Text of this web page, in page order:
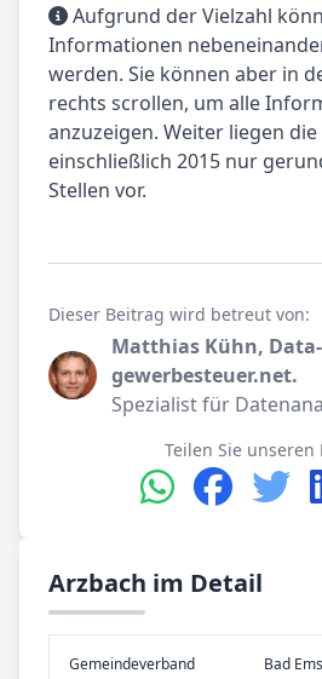
Aufgrund der Vielzahl
Informationen
werden. Sie können aber in
rechts scrollen, um alle
anzuzeigen. Weiter liegen
einschließlich 2015 nur
Stellen vor.
Dieser Beitrag wird betreut von:
Matthias Kühn,
gewerbesteuer.net.
Spezialist für
Teilen Sie unseren
Arzbach im Detail
Gemeinde­verband Bad